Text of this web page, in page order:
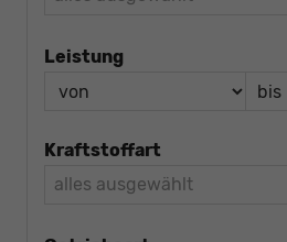
Leistung
Kraftstoffart
alles ausgewählt